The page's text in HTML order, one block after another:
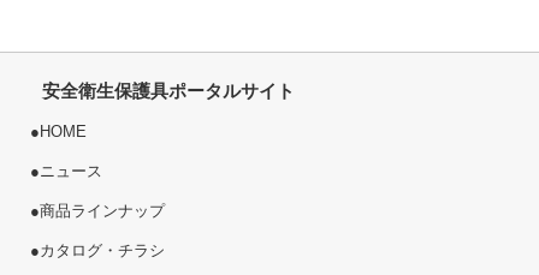
安全衛生保護具ポータルサイト
● HOME
●ニュース
●商品ラインナップ
●カタログ・チラシ